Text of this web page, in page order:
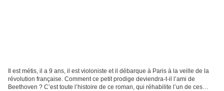
Il est métis, il a 9 ans, il est violoniste et il débarque à Paris à la veille de la
révolution française. Comment ce petit prodige deviendra-t-il l’ami de
Beethoven ? C’est toute l’histoire de ce roman, qui réhabilite l’un de ces